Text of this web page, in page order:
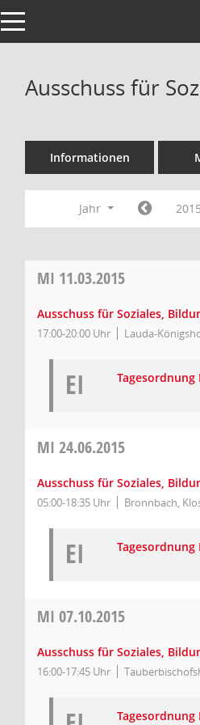
Toggle navigation
Ausschuss für
Informationen
Jahr 2015
MI 11.03.2015
Ausschuss für Soziales,
17:00-20:00 Uhr Lauda-
EI Tagesordnung
MI 24.06.2015
Ausschuss für Soziales,
05:00-18:35 Uhr Bronnbach,
EI Tagesordnung
MI 07.10.2015
Ausschuss für Soziales,
16:00-17:45 Uhr
Tagesordnung